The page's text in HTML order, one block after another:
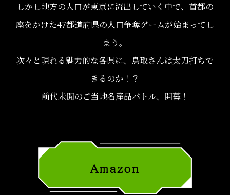
しかし地方の人口が東京に流出していく中で、首都の
座をかけた47都道府県の人口争奪ゲームが始まってし
まう。
次々と現れる魅力的な各県に、鳥取さんは太刀打ちで
きるのか！？
前代未聞のご当地名産品バトル、開幕！